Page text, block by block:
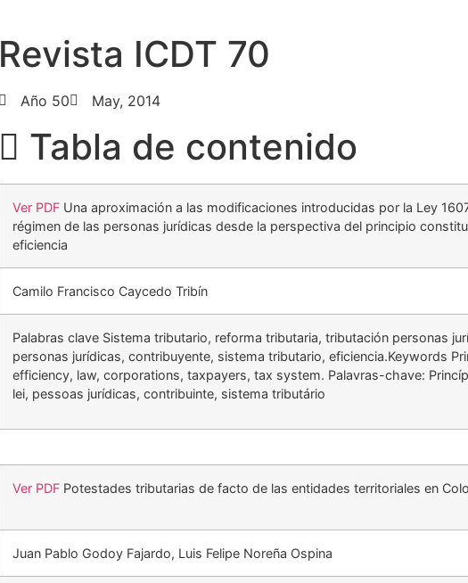
Revista ICDT 70
Año 50 May, 2014
Tabla de contenido
Ver PDFUna aproximación a las modificaciones introducidas por la Ley
régimen de las personas jurídicas desde la perspectiva del principio
eficiencia
Camilo Francisco Caycedo Tribín
Palabras clave Sistema tributario, reforma tributaria, tributación personas
personas jurídicas, contribuyente, sistema tributario, eficiencia.Keywords
efficiency, law, corporations, taxpayers, tax system. Palavras-chave:
lei, pessoas jurídicas, contribuinte, sistema tributário
Ver PDFPotestades tributarias de facto de las entidades territoriales en
Juan Pablo Godoy Fajardo, Luis Felipe Noreña Ospina